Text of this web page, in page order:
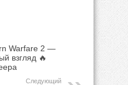
Warfare 2 —
взгляд 🔥
Следующий